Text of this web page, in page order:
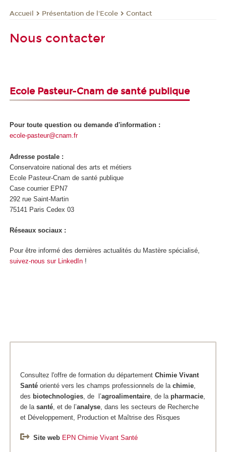
Accueil Présentation de l'Ecole Contact
Nous contacter
Ecole Pasteur-Cnam de santé publique
Pour toute question ou demande d'information :
ecole-pasteur@cnam.fr
Adresse postale :
Conservatoire national des arts et métiers
Ecole Pasteur-Cnam de santé publique
Case courrier EPN7
292 rue Saint-Martin
75141 Paris Cedex 03
Réseaux sociaux :
Pour être informé des dernières actualités du Mastère spécialisé,
suivez-nous sur LinkedIn !
Consultez l'offre de formation du département Chimie Vivant
Santé orienté vers les champs professionnels de la chimie
des biotechnologies , de l’agroalimentaire , de la pharmacie
de la santé , et de l’analyse , dans les secteurs de Recherche
et Développement, Production et Maîtrise des Risques
Site web EPN Chimie Vivant Santé